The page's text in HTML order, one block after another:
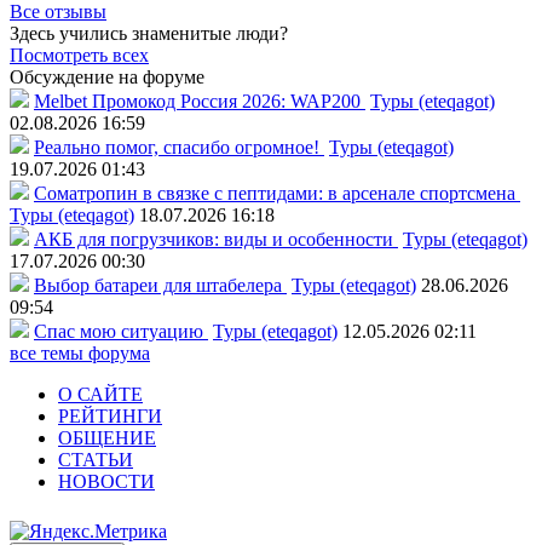
Все отзывы
Здесь учились знаменитые люди?
Посмотреть всех
Обсуждение на форуме
Melbet Промокод Россия 2026: WAP200 Туры (eteqagot)
02.08.2026 16:59
Реально помог, спасибо огромное! Туры (eteqagot)
19.07.2026 01:43
Соматропин в связке с пептидами: в арсенале спортсмена
Туры (eteqagot) 18.07.2026 16:18
АКБ для погрузчиков: виды и особенности Туры (eteqagot)
17.07.2026 00:30
Выбор батареи для штабелера Туры (eteqagot) 28.06.2026
09:54
Спас мою ситуацию Туры (eteqagot) 12.05.2026 02:11
все темы форума
О САЙТЕ
РЕЙТИНГИ
ОБЩЕНИЕ
СТАТЬИ
НОВОСТИ